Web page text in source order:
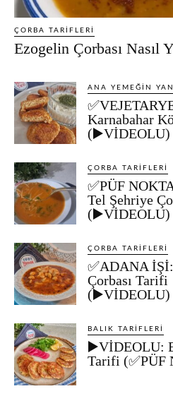
ÇORBA TARIFLERI
Ezogelin Çorbası Nasıl
ANA YEMEĞIN
Karnabahar
(▶️VİDEOLU)
ÇORBA TARIFLERI
✅PÜF
Tel Şehriye
(▶️VİDEOLU)
ÇORBA TARIFLERI
✅ADANA
Çorbası Tarifi
(▶️VİDEOLU)
BALIK TARIFLERI
▶️VİDEOLU:
Tarifi (✅PÜF